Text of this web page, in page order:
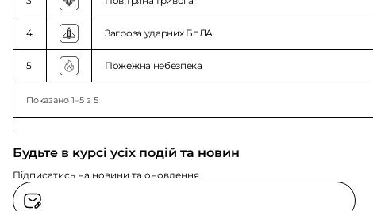
4 Загроза ударних БпЛА
5 Пожежна небезпека
Показано 1–5 з 5
Будьте в курсі усіх подій та новин
Підписатись на новини та оновлення